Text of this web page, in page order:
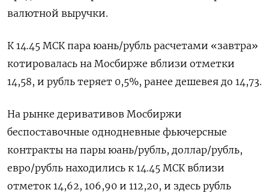
валютной выручки.
К 14.45 МСК пара юань/рубль расчетами «завтра»
котировалась на Мосбирже вблизи отметки
14,58, и рубль теряет 0,5%, ранее дешевея до 14,73.
На рынке деривативов Мосбиржи
беспоставочные однодневные фьючерсные
контракты на пары юань/рубль, доллар/рубль,
евро/рубль находились к 14.45 МСК вблизи
отметок 14,62, 106,90 и 112,20, и здесь рубль